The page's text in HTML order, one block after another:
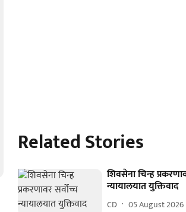
Related Stories
शिवसेना चिन्ह
न्यायालयात युक्तिवाद
CD 05 August 2026